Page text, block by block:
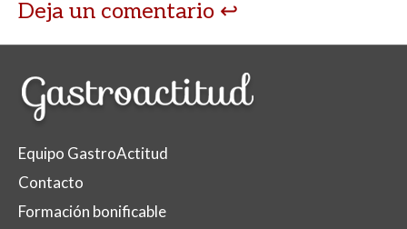
Deja un comentario
Equipo GastroActitud
Contacto
Formación bonificable